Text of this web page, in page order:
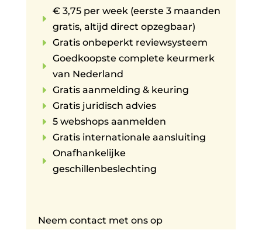
E
€ 3,75 per week (eerste 3 maanden
gratis, altijd direct opzegbaar)
E Gratis onbeperkt reviewsysteem
E
Goedkoopste complete keurmerk
van Nederland
E Gratis aanmelding & keuring
E Gratis juridisch advies
E 5 webshops aanmelden
E Gratis internationale aansluiting
E
Onafhankelijke
geschillenbeslechting
Neem contact met ons op